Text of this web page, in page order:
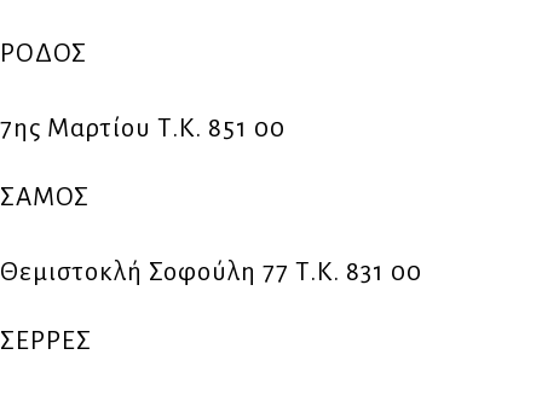
ΡΟΔΟΣ
7ης Μαρτίου Τ.Κ. 851 00
ΣΑΜΟΣ
Θεμιστοκλή Σοφούλη 77 Τ.Κ. 831 00
ΣΕΡΡΕΣ